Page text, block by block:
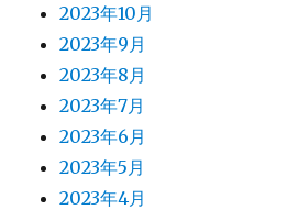
2023年10月
2023年9月
2023年8月
2023年7月
2023年6月
2023年5月
2023年4月